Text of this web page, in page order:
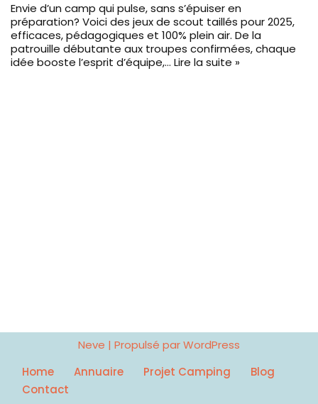
Envie d’un camp qui pulse, sans s’épuiser en
préparation? Voici des jeux de scout taillés pour 2025,
efficaces, pédagogiques et 100% plein air. De la
patrouille débutante aux troupes confirmées, chaque
idée booste l’esprit d’équipe,… Lire la suite »
Neve | Propulsé parWordPress
Home
Annuaire Projet Camping
Blog
Contact